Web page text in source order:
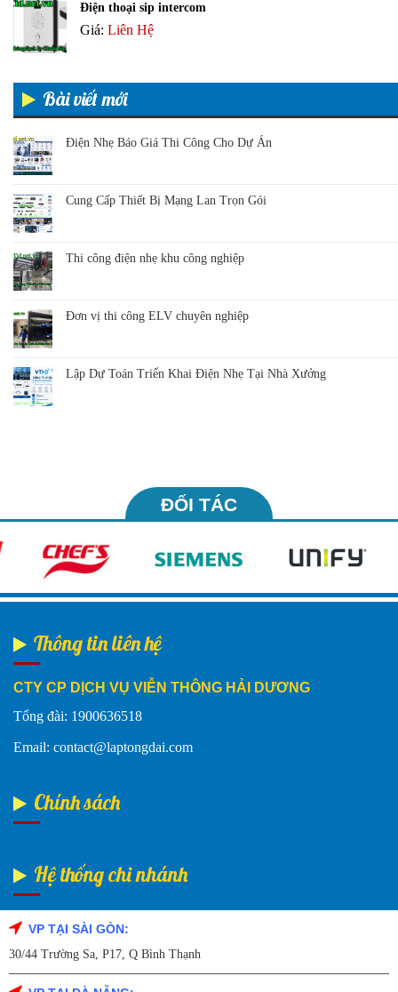
Điện thoại sip intercom
Giá: Liên Hệ
Bài viết mới
Điện Nhẹ Báo Giá Thi Công Cho Dự Án
Cung Cấp Thiết Bị Mạng Lan Trọn Gói
Thi công điện nhẹ khu công nghiệp
Đơn vị thi công ELV chuyên nghiệp
Lập Dự Toán Triển Khai Điện Nhẹ Tại Nhà Xưởng
ĐỐI TÁC
Thông tin liên hệ
CTY CP DỊCH VỤ VIỄN THÔNG HẢI DƯƠNG
Tổng đài: 1900636518
Email: contact@laptongdai.com
Chính sách
Hệ thống chi nhánh
VP TẠI SÀI GÒN:
30/44 Trường Sa, P17, Q Bình Thạnh
Fanpage Facebook